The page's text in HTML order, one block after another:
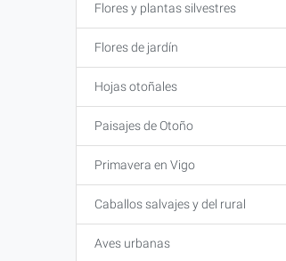
Flores y plantas silvestres
Flores de jardín
Hojas otoñales
Paisajes de Otoño
Primavera en Vigo
Caballos salvajes y del rural
Aves urbanas